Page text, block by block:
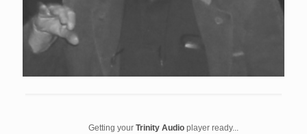
Getting your Trinity Audioplayer ready...